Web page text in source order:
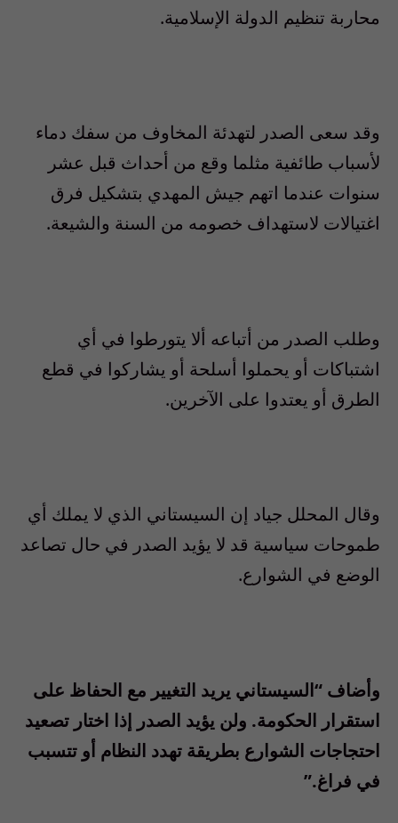
محاربة تنظيم الدولة الإسلامية.
وقد سعى الصدر لتهدئة المخاوف من سفك دماء
لأسباب طائفية مثلما وقع من أحداث قبل عشر
سنوات عندما اتهم جيش المهدي بتشكيل فرق
اغتيالات لاستهداف خصومه من السنة والشيعة.
وطلب الصدر من أتباعه ألا يتورطوا في أي
اشتباكات أو يحملوا أسلحة أو يشاركوا في قطع
الطرق أو يعتدوا على الآخرين.
وقال المحلل جياد إن السيستاني الذي لا يملك أي
طموحات سياسية قد لا يؤيد الصدر في حال تصاعد
الوضع في الشوارع.
وأضاف “السيستاني يريد التغيير مع الحفاظ على
استقرار الحكومة. ولن يؤيد الصدر إذا اختار تصعيد
احتجاجات الشوارع بطريقة تهدد النظام أو تتسبب
في فراغ.”